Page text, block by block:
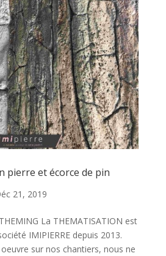
pierre et écorce de pin
21, 2019
La THEMATISATION est
IMIPIERRE depuis 2013.
sur nos chantiers, nous ne